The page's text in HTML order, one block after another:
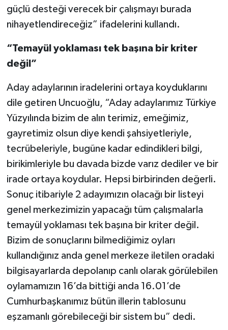
güçlü desteği verecek bir çalışmayı burada
nihayetlendireceğiz” ifadelerini kullandı.
“Temayül yoklaması tek başına bir kriter
değil”
Aday adaylarının iradelerini ortaya koyduklarını
dile getiren Uncuoğlu, “Aday adaylarımız Türkiye
Yüzyılında bizim de alın terimiz, emeğimiz,
gayretimiz olsun diye kendi şahsiyetleriyle,
tecrübeleriyle, bugüne kadar edindikleri bilgi,
birikimleriyle bu davada bizde varız dediler ve bir
irade ortaya koydular. Hepsi birbirinden değerli.
Sonuç itibariyle 2 adayımızın olacağı bir listeyi
genel merkezimizin yapacağı tüm çalışmalarla
temayül yoklaması tek başına bir kriter değil.
Bizim de sonuçlarını bilmediğimiz oyları
kullandığınız anda genel merkeze iletilen oradaki
bilgisayarlarda depolanıp canlı olarak görülebilen
oylamamızın 16’da bittiği anda 16.01’de
Cumhurbaşkanımız bütün illerin tablosunu
eşzamanlı görebileceği bir sistem bu” dedi.